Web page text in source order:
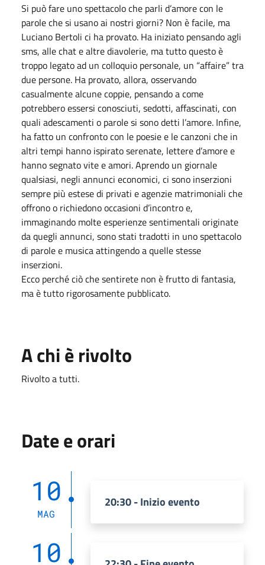
Si può fare uno spettacolo che parli d’amore con le
parole che si usano ai nostri giorni? Non è facile, ma
Luciano Bertoli ci ha provato. Ha iniziato pensando agli
sms, alle chat e altre diavolerie, ma tutto questo è
troppo legato ad un colloquio personale, un “affaire” tra
due persone. Ha provato, allora, osservando
casualmente alcune coppie, pensando a come
potrebbero essersi conosciuti, sedotti, affascinati, con
quali adescamenti o parole si sono detti l’amore. Infine,
ha fatto un confronto con le poesie e le canzoni che in
altri tempi hanno ispirato serenate, lettere d’amore e
hanno segnato vite e amori. Aprendo un giornale
qualsiasi, negli annunci economici, ci sono inserzioni
sempre più estese di privati e agenzie matrimoniali che
offrono o richiedono occasioni d’incontro e,
immaginando molte esperienze sentimentali originate
da quegli annunci, sono stati tradotti in uno spettacolo
di parole e musica attingendo a quelle stesse
inserzioni.
Ecco perché ciò che sentirete non è frutto di fantasia,
ma è tutto rigorosamente pubblicato.
A chi è rivolto
Rivolto a tutti.
Date e orari
10
MAG
20:30 - Inizio evento
10